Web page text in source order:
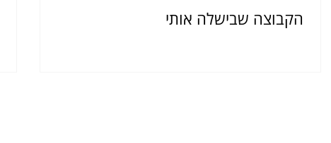
הקבוצה שבישלה אותי